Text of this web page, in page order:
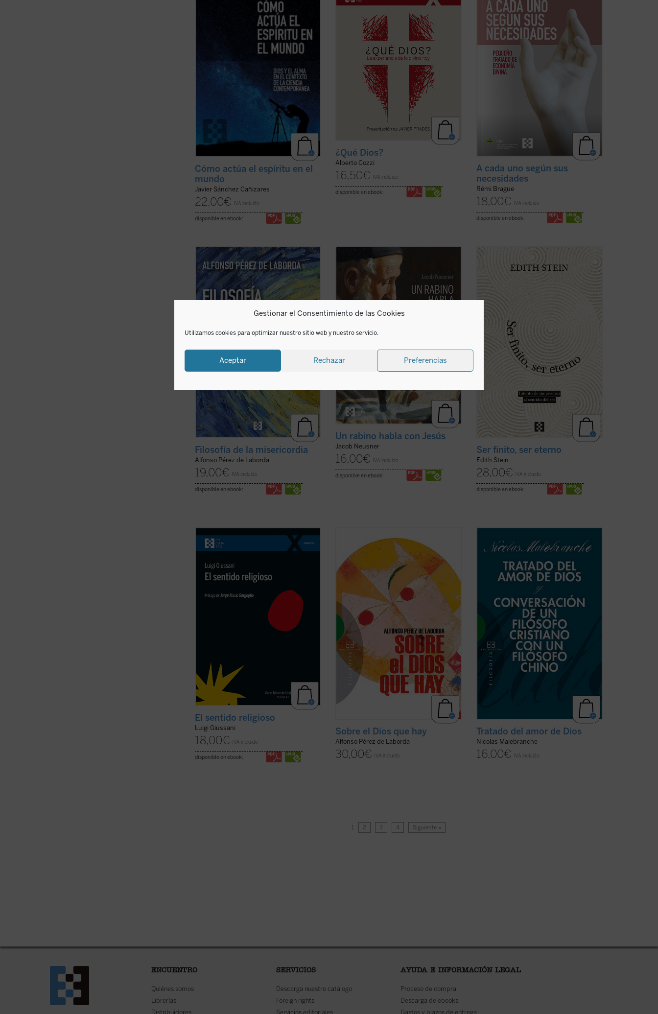
Gestionar el Consentimiento de las Cookies
Utilizamos cookies para optimizar nuestro sitio web y nuestro servicio.
Aceptar Rechazar Preferencias
la naturaleza o qué significado tiene la
existencia del mal. Una propuesta audaz,
con un estilo a la vez riguroso y ...(ver
Cómo actúa el espíritu en el
mundo
Javier Sánchez Cañizares
22,00€ IVA incluido
disponible en ebook:
a ampliar nuestra comprensión de la
experiencia humana....
(ver ficha)
¿Qué Dios?
Alberto Cozzi
16,50€ IVA incluido
disponible en ebook:
concepto demundo. En una sucesión de
breves capítulos expone una teoría de la
Providencia divina en la que Dios provee
a todos los ...(ver ficha)
A cada uno según sus
necesidades
Rémi Brague
18,00€ IVA incluido
disponible en ebook:
Rodeando el conjunto de toda la
Realidad de esa completud, y ofertando
la Realidad unitiva de su Ser, se nos hace
ver en esos vislumbres cómo se adivina y
se nutre la Realidad extremosa de quien
Filosofía de la misericordia
Alfonso Pérez de Laborda
19,00€ IVA incluido
disponible en ebook:
Imagínate transportado dos mil años
atrás, a Galilea, justo en el momento en
que Jesús pronuncia su Sermón de la
Montaña. Después de escucharle,
¿abandonarías tus convicciones
te aferrarías a ...(ver ficha)
Un rabino habla con Jesús
Jacob Neusner
16,00€ IVA incluido
disponible en ebook:
Ser finito, ser eterno es la principal obra
filosófica de Stein, un diálogo entre
Edmund Husserl y santo Tomás de
Aquino que se extiende a Platón,
Aristóteles, san Agustín, Duns Escoto,
etc. Este ensayo lleva la impronta del ...
(ver ficha)
Ser finito, ser eterno
Edith Stein
28,00€ IVA incluido
disponible en ebook:
El sentido religioso
es el primer volumen
del Curso Básico de Cristianismo, en el
de pensamiento y de experiencia. El libro
identifica en el sentido religioso la
(ver ficha)
El sentido religioso
Luigi Giussani
18,00€ IVA incluido
disponible en ebook:
Lo que decimos en una una filosofía de la
carne sobre el Dios que hay, partiendo
siempre de un contexto de
experiencialidad, nos conduce a poder
decir que el mundo es creación,
afirmando, pues, un Dios creador. Pero
esta mirada nuestra nos ... (ver ficha)
Sobre el Dios que hay
Alfonso Pérez de Laborda
30,00€ IVA incluido
En estos dos breves escritos de
Malebranche, inéditos en español,
conceptos esenciales de su metafísica y
su antropología, pero expuestas dentro
del fragor de algunas de las principales
controversias que marcaron ...
(ver ficha)
Tratado del amor de Dios
Nicolas Malebranche
16,00€ IVA incluido
1 2 3 4 Siguiente »
ENCUENTRO
Quiénes somos
Librerías
Distribuidores
SERVICIOS
Descarga nuestro catálogo
Foreign rights
Servicios editoriales
AYUDA E INFORMACIÓN LEGAL
Proceso de compra
Descarga de ebooks
Gastos y plazos de entrega